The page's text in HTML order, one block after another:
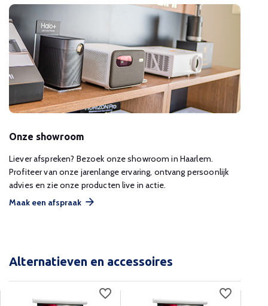
Onze showroom
Liever afspreken? Bezoek onze showroom in Haarlem.
Profiteer van onze jarenlange ervaring, ontvang persoonlijk
advies en zie onze producten live in actie.
Maak een afspraak
Alternatieven en accessoires